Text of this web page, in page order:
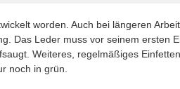
worden. Auch bei längeren
Das Leder muss vor seinem ersten
Weiteres, regelmäßiges
noch in grün.